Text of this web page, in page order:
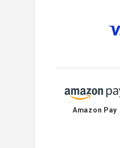
Amazon Pay